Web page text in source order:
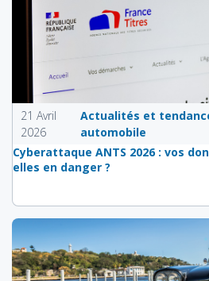
21 Avril
2026
Actualités et
automobile
Cyberattaque ANTS 2026 : vos
elles en danger ?